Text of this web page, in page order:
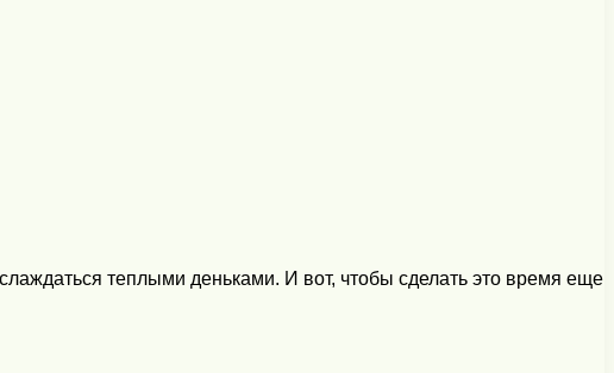
теплыми деньками. И вот, чтобы сделать это время еще